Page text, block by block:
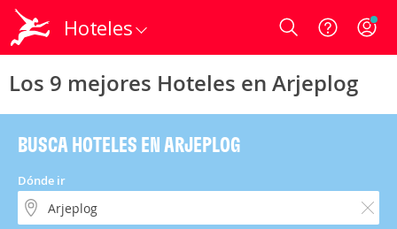
Hoteles Login
Los 9 mejores Hoteles en Arjeplog
BUSCA HOTELES EN ARJEPLOG
Dónde ir